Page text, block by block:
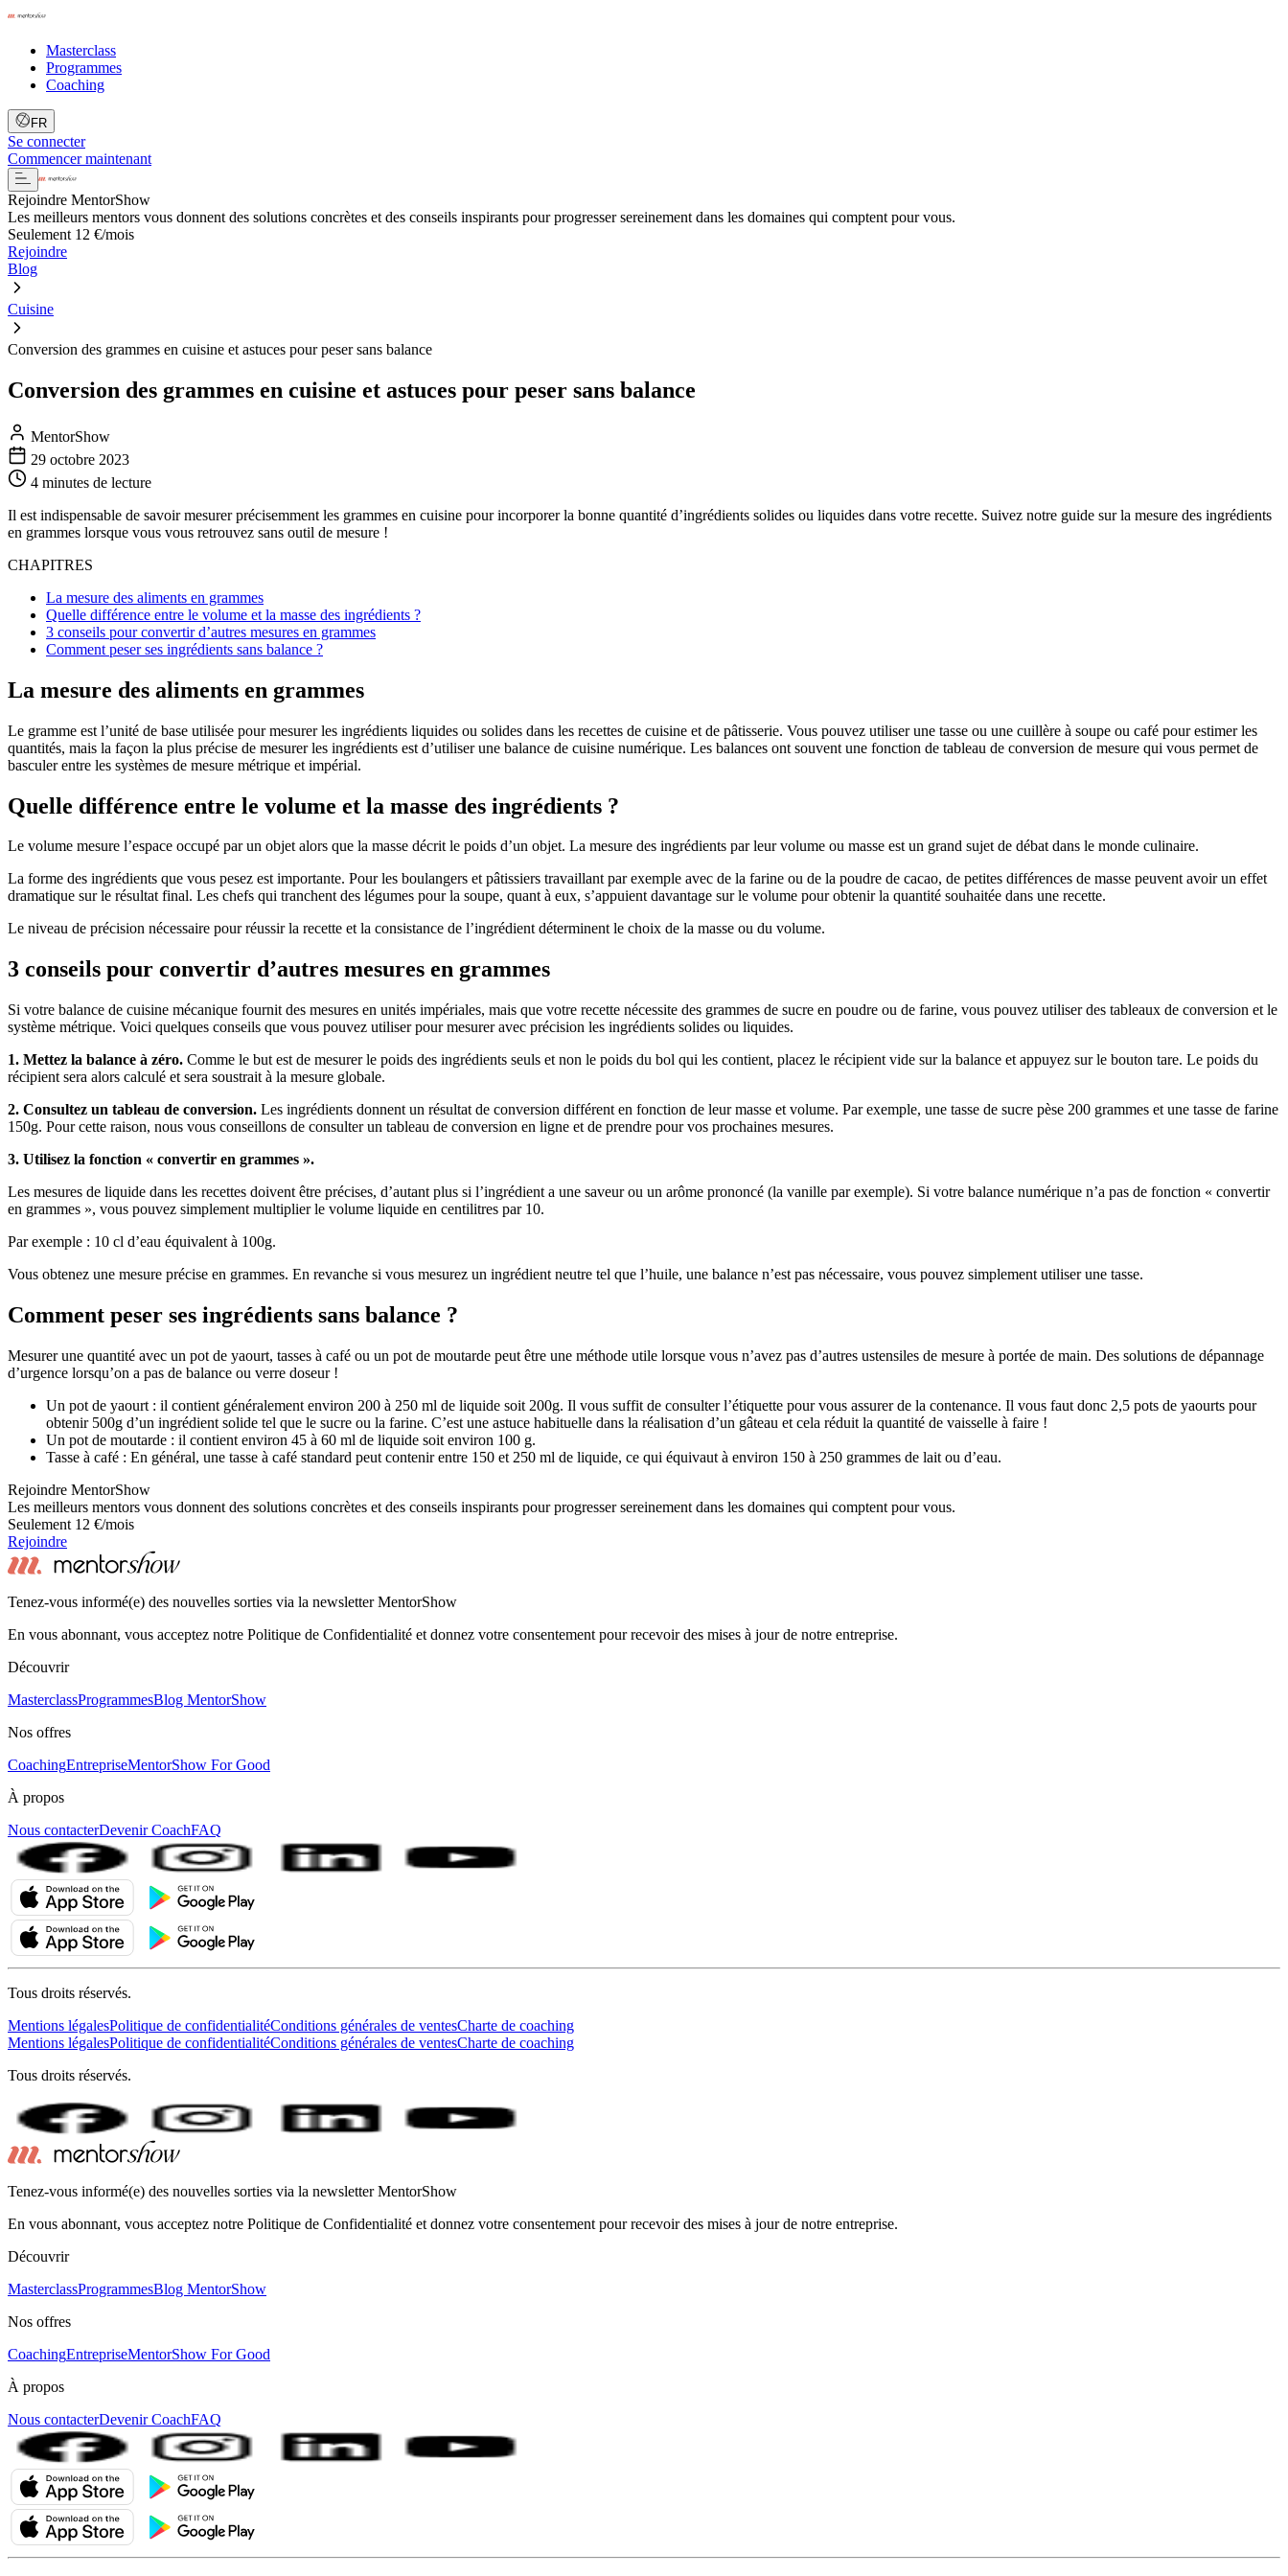
Masterclass
Programmes
Coaching
FR
Se connecter
Commencer maintenant
Rejoindre MentorShow
Les meilleurs mentors vous donnent des solutions concrètes et des conseils inspirants pour progresser sereinement dans les domaines qui comptent pour vous.
Seulement 12 €/mois
Rejoindre
Blog
Cuisine
Conversion des grammes en cuisine et astuces pour peser sans balance
Conversion des grammes en cuisine et astuces pour peser sans balance
MentorShow
29 octobre 2023
4 minutes de lecture
Il est indispensable de savoir mesurer précisemment les grammes en cuisine pour incorporer la bonne quantité d’ingrédients solides ou liquides dans votre recette. Suivez notre guide sur la mesure des ingrédients
en grammes lorsque vous vous retrouvez sans outil de mesure !
CHAPITRES
La mesure des aliments en grammes
Quelle différence entre le volume et la masse des ingrédients ?
3 conseils pour convertir d’autres mesures en grammes
Comment peser ses ingrédients sans balance ?
La mesure des aliments en grammes
Le gramme est l’unité de base utilisée pour mesurer les ingrédients liquides ou solides dans les recettes de cuisine et de pâtisserie. Vous pouvez utiliser une tasse ou une cuillère à soupe ou café pour estimer les
quantités, mais la façon la plus précise de mesurer les ingrédients est d’utiliser une balance de cuisine numérique. Les balances ont souvent une fonction de tableau de conversion de mesure qui vous permet de
basculer entre les systèmes de mesure métrique et impérial.
Quelle différence entre le volume et la masse des ingrédients ?
Le volume mesure l’espace occupé par un objet alors que la masse décrit le poids d’un objet. La mesure des ingrédients par leur volume ou masse est un grand sujet de débat dans le monde culinaire.
La forme des ingrédients que vous pesez est importante. Pour les boulangers et pâtissiers travaillant par exemple avec de la farine ou de la poudre de cacao, de petites différences de masse peuvent avoir un effet
dramatique sur le résultat final. Les chefs qui tranchent des légumes pour la soupe, quant à eux, s’appuient davantage sur le volume pour obtenir la quantité souhaitée dans une recette.
Le niveau de précision nécessaire pour réussir la recette et la consistance de l’ingrédient déterminent le choix de la masse ou du volume.
3 conseils pour convertir d’autres mesures en grammes
Si votre balance de cuisine mécanique fournit des mesures en unités impériales, mais que votre recette nécessite des grammes de sucre en poudre ou de farine, vous pouvez utiliser des tableaux de conversion et le
système métrique. Voici quelques conseils que vous pouvez utiliser pour mesurer avec précision les ingrédients solides ou liquides.
1. Mettez la balance à zéro. Comme le but est de mesurer le poids des ingrédients seuls et non le poids du bol qui les contient, placez le récipient vide sur la balance et appuyez sur le bouton tare. Le poids du
récipient sera alors calculé et sera soustrait à la mesure globale.
2. Consultez un tableau de conversion. Les ingrédients donnent un résultat de conversion différent en fonction de leur masse et volume. Par exemple, une tasse de sucre pèse 200 grammes et une tasse de farine
150g. Pour cette raison, nous vous conseillons de consulter un tableau de conversion en ligne et de prendre pour vos prochaines mesures.
3. Utilisez la fonction « convertir en grammes ».
Les mesures de liquide dans les recettes doivent être précises, d’autant plus si l’ingrédient a une saveur ou un arôme prononcé (la vanille par exemple). Si votre balance numérique n’a pas de fonction « convertir
en grammes », vous pouvez simplement multiplier le volume liquide en centilitres par 10.
Par exemple : 10 cl d’eau équivalent à 100g.
Vous obtenez une mesure précise en grammes. En revanche si vous mesurez un ingrédient neutre tel que l’huile, une balance n’est pas nécessaire, vous pouvez simplement utiliser une tasse.
Comment peser ses ingrédients sans balance ?
Mesurer une quantité avec un pot de yaourt, tasses à café ou un pot de moutarde peut être une méthode utile lorsque vous n’avez pas d’autres ustensiles de mesure à portée de main. Des solutions de dépannage
d’urgence lorsqu’on a pas de balance ou verre doseur !
Un pot de yaourt : il contient généralement environ 200 à 250 ml de liquide soit 200g. Il vous suffit de consulter l’étiquette pour vous assurer de la contenance. Il vous faut donc 2,5 pots de yaourts pour
obtenir 500g d’un ingrédient solide tel que le sucre ou la farine. C’est une astuce habituelle dans la réalisation d’un gâteau et cela réduit la quantité de vaisselle à faire !
Un pot de moutarde : il contient environ 45 à 60 ml de liquide soit environ 100 g.
Tasse à café : En général, une tasse à café standard peut contenir entre 150 et 250 ml de liquide, ce qui équivaut à environ 150 à 250 grammes de lait ou d’eau.
Rejoindre MentorShow
Les meilleurs mentors vous donnent des solutions concrètes et des conseils inspirants pour progresser sereinement dans les domaines qui comptent pour vous.
Seulement 12 €/mois
Rejoindre
Tenez-vous informé(e) des nouvelles sorties via la newsletter MentorShow
En vous abonnant, vous acceptez notre Politique de Confidentialité et donnez votre consentement pour recevoir des mises à jour de notre entreprise.
Découvrir
MasterclassProgrammesBlog MentorShow
Nos offres
CoachingEntrepriseMentorShow For Good
À propos
Nous contacterDevenir CoachFAQ
Tous droits réservés.
Mentions légalesPolitique de confidentialitéConditions générales de ventesCharte de coaching
Mentions légalesPolitique de confidentialitéConditions générales de ventesCharte de coaching
Tous droits réservés.
Tenez-vous informé(e) des nouvelles sorties via la newsletter MentorShow
En vous abonnant, vous acceptez notre Politique de Confidentialité et donnez votre consentement pour recevoir des mises à jour de notre entreprise.
Découvrir
MasterclassProgrammesBlog MentorShow
Nos offres
CoachingEntrepriseMentorShow For Good
À propos
Nous contacterDevenir CoachFAQ